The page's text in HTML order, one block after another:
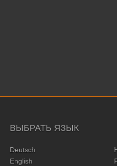
ВЫБРАТЬ ЯЗЫК
Deutsch
English